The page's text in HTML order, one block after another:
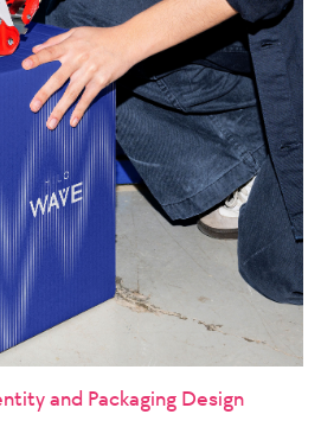
and Packaging Design